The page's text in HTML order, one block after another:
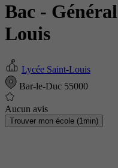
Bac - Général
Louis
Lycée Saint-Louis
Bar-le-Duc 55000
Aucun avis
Trouver mon école (1min)